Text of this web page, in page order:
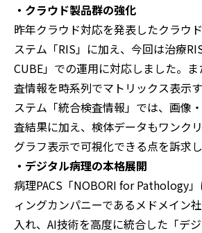
・クラウド製品群の強化
昨年クラウド対応を発表したクラウ
ステム「RIS」に加え、今回は治療
CUBE」での運用に対応しました。
査情報を時系列でマトリックス表示
ステム「統合検査情報」では、画像
査結果に加え、検体データもワンク
グラフ表示で可視化できる点を訴求し
・デジタル病理の本格展開
病理PACS「NOBORI for Pathology
ィングカンパニーであるメドメイン
入れ、AI技術を高度に統合した「デ